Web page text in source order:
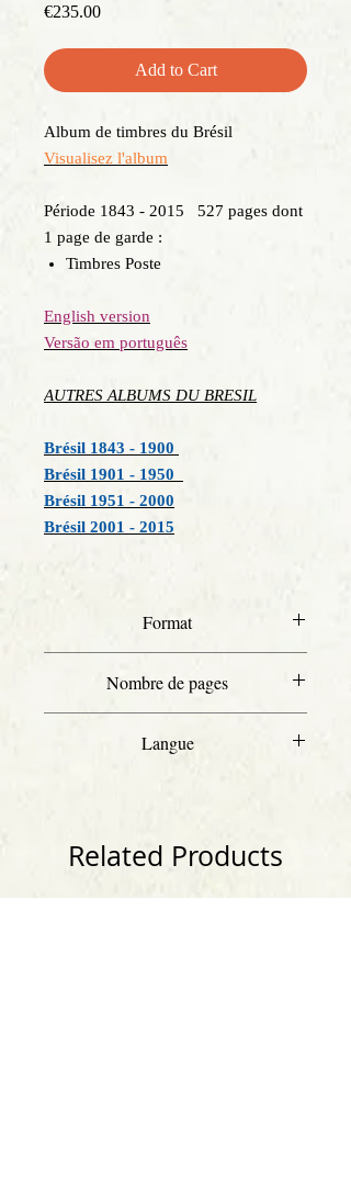
€235.00Price
Add to Cart
Album de timbres du Brésil
Visualisez l'album
Période 1843 - 2015 527 pages dont
1 page de garde :
Timbres Poste
English version
Versão em português
AUTRES ALBUMS DU BRESIL
Brésil 1843 - 1900
Brésil 1901 - 1950
Brésil 1951 - 2000
Brésil 2001 - 2015
Format
Nombre de pages
Langue
Related Products